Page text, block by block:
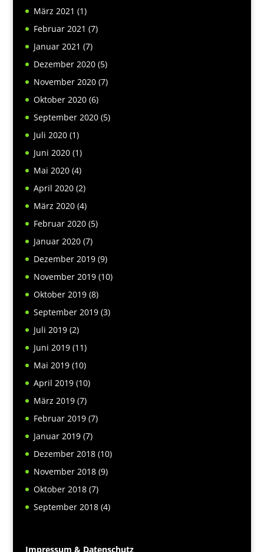
März 2021 (1)
Februar 2021 (7)
Januar 2021 (7)
Dezember 2020(5)
November 2020(7)
Oktober 2020(6)
September 2020(5)
Juli 2020(1)
Juni 2020(1)
Mai 2020(4)
April 2020(2)
März 2020(4)
Februar 2020(5)
Januar 2020(7)
Dezember 2019(9)
November 2019(10)
Oktober 2019(8)
September 2019(3)
Juli 2019(2)
Juni 2019(11)
Mai 2019(10)
April 2019(10)
März 2019(7)
Februar 2019(7)
Januar 2019(7)
Dezember 2018(10)
November 2018(9)
Oktober 2018(7)
September 2018(4)
Impressum & Datenschutz